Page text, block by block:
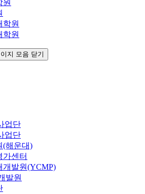
원
학원
학원
지 모음 닫기
업단
업단
(해운대)
가센터
개발원(YCMP)
발원